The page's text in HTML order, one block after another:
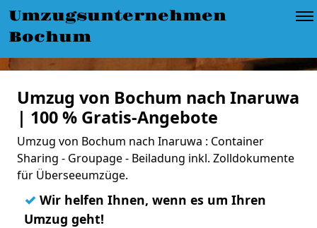
Umzugsunternehmen
Bochum
Umzug von Bochum nach Inaruwa
| 100 % Gratis-Angebote
Umzug von Bochum nach Inaruwa : Container
Sharing - Groupage - Beiladung inkl. Zolldokumente
für Überseeumzüge.
✓ Wir helfen Ihnen, wenn es um Ihren
Umzug geht!